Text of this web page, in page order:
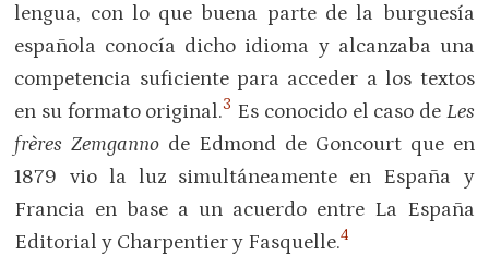
lengua, con lo que buena parte de la burguesía
española conocía dicho idioma y alcanzaba una
competencia suficiente para acceder a los textos
en su formato original.3 Es conocido el caso de Les
frères Zemganno de Edmond de Goncourt que en
1879 vio la luz simultáneamente en España y
Francia en base a un acuerdo entre La España
Editorial y Charpentier y Fasquelle.4